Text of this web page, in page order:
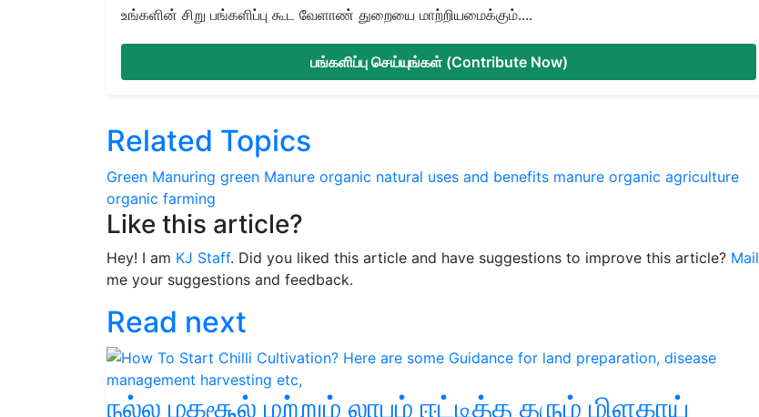
உங்களின் சிறு பங்களிப்பு கூட வேளாண் துறையை மாற்றியமைக்கும்....
பங்களிப்பு செய்யுங்கள் (Contribute Now)
Related Topics
Green Manuring green Manure organic natural uses and benefits manure organic agriculture
organic farming
Like this article?
Hey! I am KJ Staff. Did you liked this article and have suggestions to improve this article? Mail
me your suggestions and feedback.
Read next
நல்ல மகசூல் மற்றும் லாபம் ஈட்டித்த தரும் மிளகாய்